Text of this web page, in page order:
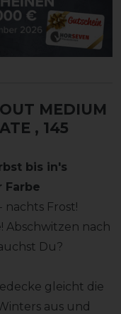
MEDIUM
, 145
bis in's
Farbe
Frost!
Abschwitzen nach
Du?
gleicht die
aus und